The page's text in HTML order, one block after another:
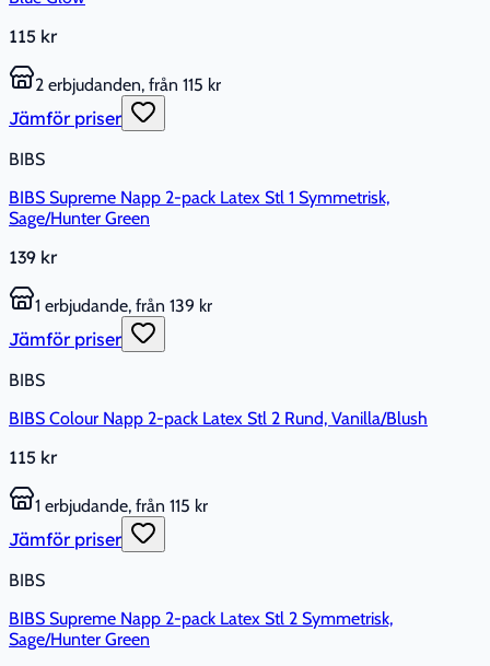
115 kr
2 erbjudanden, från 115 kr
Jämför priser
BIBS
BIBS Supreme Napp 2-pack Latex Stl 1 Symmetrisk,
Sage/Hunter Green
139 kr
1 erbjudande, från 139 kr
Jämför priser
BIBS
BIBS Colour Napp 2-pack Latex Stl 2 Rund, Vanilla/Blush
115 kr
1 erbjudande, från 115 kr
Jämför priser
BIBS
BIBS Supreme Napp 2-pack Latex Stl 2 Symmetrisk,
Sage/Hunter Green